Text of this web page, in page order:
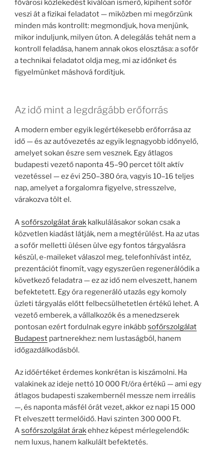
fővárosi közlekedést kiválóan ismerő, kipihent sofőr
veszi át a fizikai feladatot — miközben mi megőrzünk
minden más kontrollt: megmondjuk, hova menjünk,
mikor induljunk, milyen úton. A delegálás tehát nem a
kontroll feladása, hanem annak okos elosztása: a sofőr
a technikai feladatot oldja meg, mi az időnket és
figyelmünket máshová fordítjuk.
Az idő mint a legdrágább erőforrás
A modern ember egyik legértékesebb erőforrása az
idő — és az autóvezetés az egyik legnagyobb időnyelő,
amelyet sokan észre sem vesznek. Egy átlagos
budapesti vezető naponta 45–90 percet tölt aktív
vezetéssel — ez évi 250–380 óra, vagyis 10–16 teljes
nap, amelyet a forgalomra figyelve, stresszelve,
várakozva tölt el.
Asofőrszolgálat árak kalkulálásakor sokan csak a
közvetlen kiadást látják, nem a megtérülést. Ha az utas
a sofőr melletti ülésen ülve egy fontos tárgyalásra
készül, e-maileket válaszol meg, telefonhívást intéz,
prezentációt finomít, vagy egyszerűen regenerálódik a
következő feladatra — ez az idő nem elveszett, hanem
befektetett. Egy óra regeneráló utazás egy komoly
üzleti tárgyalás előtt felbecsülhetetlen értékű lehet. A
vezető emberek, a vállalkozók és a menedzserek
pontosan ezért fordulnak egyre inkábbsofőrszolgálat
Budapest partnerekhez: nem lustaságból, hanem
időgazdálkodásból.
Az időértéket érdemes konkrétan is kiszámolni. Ha
valakinek az ideje nettó 10 000 Ft/óra értékű — ami egy
átlagos budapesti szakembernél messze nem irreális
—, és naponta másfél órát vezet, akkor ez napi 15 000
Ft elveszett termelőidő. Havi szinten 300 000 Ft.
Asofőrszolgálat árakehhez képest mérlegelendők:
nem luxus, hanem kalkulált befektetés.